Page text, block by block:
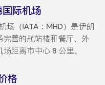
际机场
场（IATA：MHD）是伊朗
善的航站楼和餐厅、外
距离市中心 8 公里。
格